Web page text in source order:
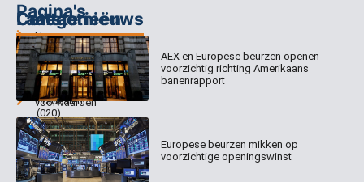
Pagina's
Home
Abonnementen
Dagcommentaar
Tradealert
Organisatie
Contact
Categorieën
Columns
Dagcommentaar
Algemene
voorwaarden
Disclaimer
Welk
abonnement
kiezen
Contact
Keizersgracht
520
1017 EK
Amsterdam
(020)
231
0020
info@beurstrader.nl
Laatste nieuws
AEX en Europese beurzen openen
voorzichtig richting Amerikaans
banenrapport
Europese beurzen mikken op
voorzichtige openingswinst